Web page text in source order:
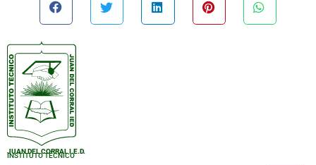
INSTITUTO TÉCNICO
JUAN DEL CORRAL I.E.D.